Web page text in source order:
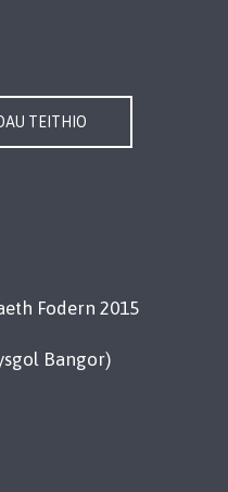
TEITHIO
Fodern 2015
Bangor)